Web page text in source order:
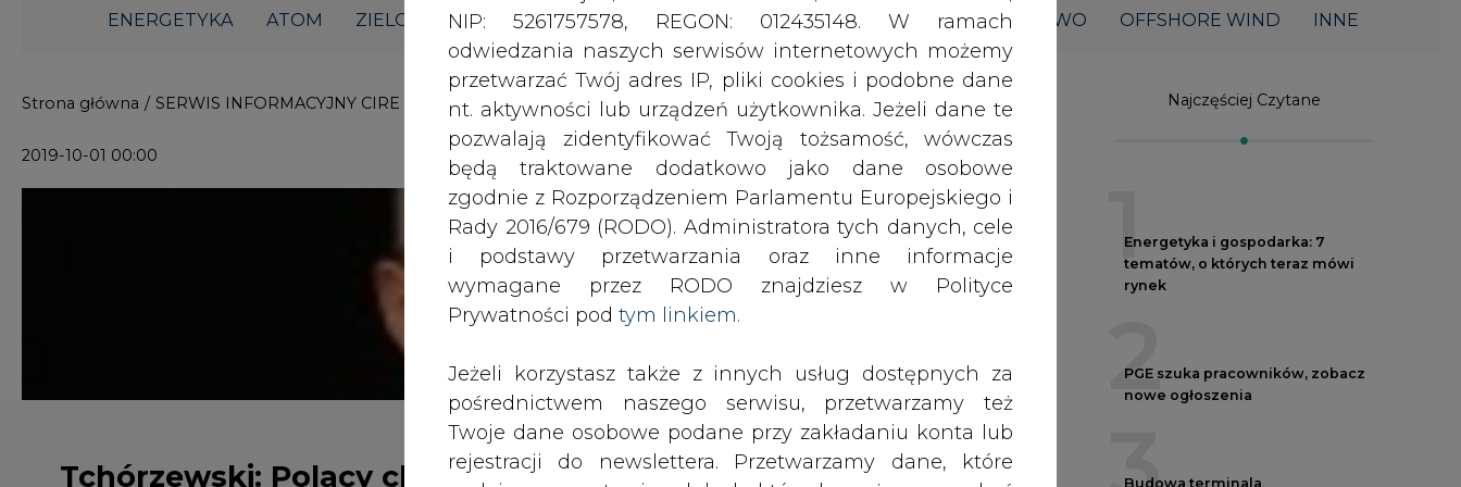
i podstawy przetwarzania oraz inne informacje
wymagane przez RODO znajdziesz w Polityce
Prywatności pod tym linkiem.
Jeżeli korzystasz także z innych usług dostępnych za
pośrednictwem naszego serwisu, przetwarzamy też
Twoje dane osobowe podane przy zakładaniu konta lub
rejestracji do newslettera. Przetwarzamy dane, które
podajesz, pozostawiasz lub do których możemy uzyskać
dostęp w ramach korzystania z Usług.
osobowych a także cele i podstawy przetwarzania oraz
inne niezbędne informacje wymagane przez RODO
znajdziesz w Polityce Prywatności pod wskazanym
linkiem (
tym linkiem). Dane zbierane na potrzeby
Tchórzewski: Polacy chcą
czystej energii, ale nie za
Polacy chcą czystej energii, ale nie kosztem dużych podwyżek cen, które
Energetyka i gospodarka: 7
PGE szuka pracowników, zobacz
3
Budowa terminala
intermodalnego w Zabrzu
wkracza w końcowy etap
4
Do końca sierpnia trzeba złożyć